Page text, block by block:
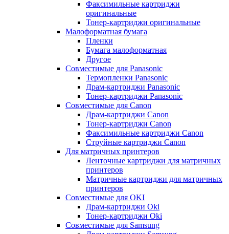
Факсимильные картриджи
оригинальные
Тонер-картриджи оригинальные
Малоформатная бумага
Пленки
Бумага малоформатная
Другое
Совместимые для Panasonic
Термопленки Panasonic
Драм-картриджи Panasonic
Тонер-картриджи Panasonic
Совместимые для Canon
Драм-картриджи Canon
Тонер-картриджи Canon
Факсимильные картриджи Canon
Струйные картриджи Canon
Для матричных принтеров
Ленточные картриджи для матричных
принтеров
Матричные картриджи для матричных
принтеров
Совместимые для OKI
Драм-картриджи Oki
Тонер-картриджи Oki
Совместимые для Samsung